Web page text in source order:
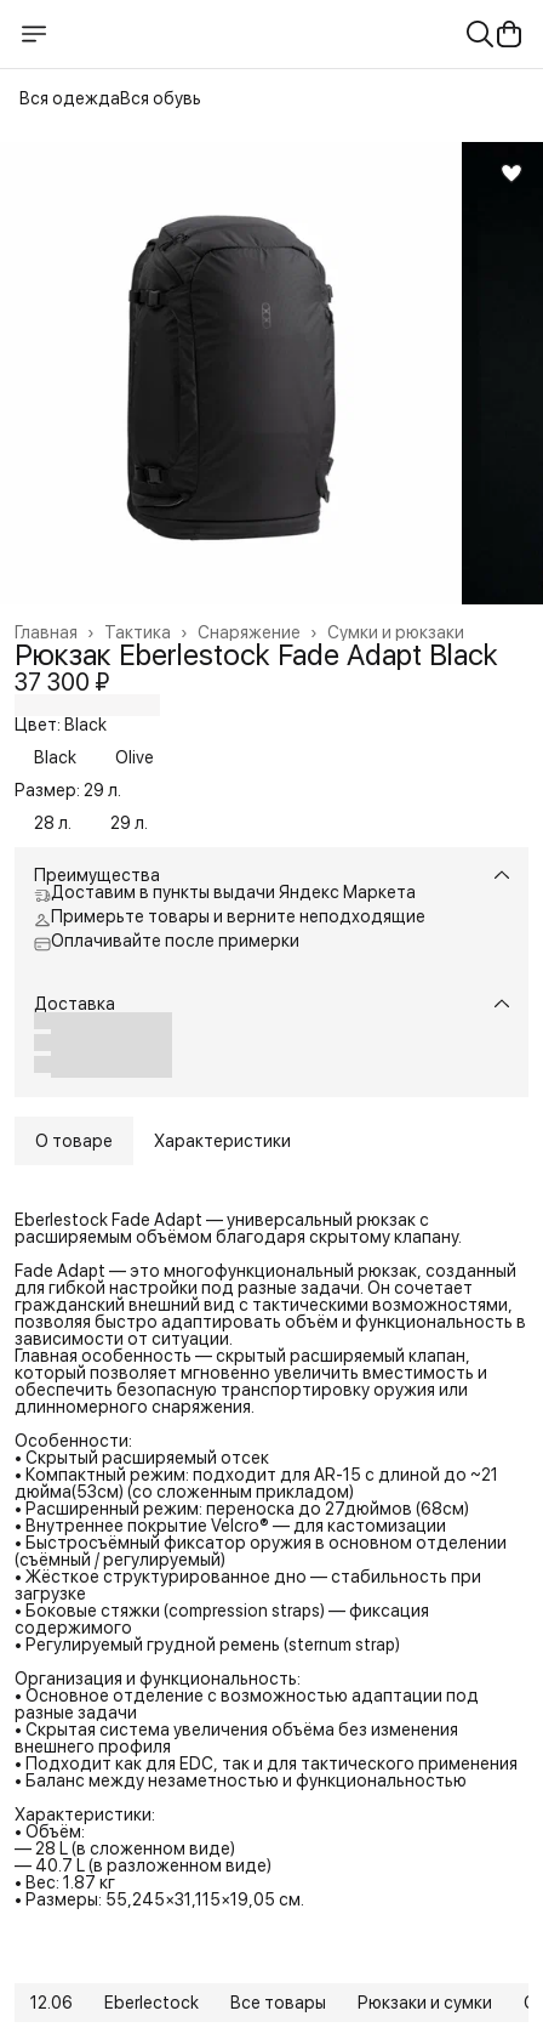
Вся одеждаВся обувь
Сумки и рюкзаки
Снаряжение ›
Тактика ›
Главная ›
Рюкзак Eberlestock Fade Adapt Black
37 300 ₽
Цвет: Black
Black
Olive
Размер: 29 л.
28 л.
29 л.
Преимущества
Доставим в пункты выдачи Яндекс Маркета
Примерьте товары и верните неподходящие
Оплачивайте после примерки
Доставка
О товаре Характеристики
Eberlestock Fade Adapt — универсальный рюкзак с
расширяемым объёмом благодаря скрытому клапану.
Fade Adapt — это многофункциональный рюкзак, созданный
для гибкой настройки под разные задачи. Он сочетает
гражданский внешний вид с тактическими возможностями,
позволяя быстро адаптировать объём и функциональность в
зависимости от ситуации.
Главная особенность — скрытый расширяемый клапан,
который позволяет мгновенно увеличить вместимость и
обеспечить безопасную транспортировку оружия или
длинномерного снаряжения.
Особенности:
• Скрытый расширяемый отсек
• Компактный режим: подходит для AR-15 с длиной до ~21
дюйма(53см) (со сложенным прикладом)
• Расширенный режим: переноска до 27дюймов (68см)
• Внутреннее покрытие Velcro® — для кастомизации
• Быстросъёмный фиксатор оружия в основном отделении
(съёмный / регулируемый)
• Жёсткое структурированное дно — стабильность при
загрузке
• Боковые стяжки (compression straps) — фиксация
содержимого
• Регулируемый грудной ремень (sternum strap)
Организация и функциональность:
• Основное отделение с возможностью адаптации под
разные задачи
• Скрытая система увеличения объёма без изменения
внешнего профиля
• Подходит как для EDC, так и для тактического применения
• Баланс между незаметностью и функциональностью
Характеристики:
• Объём:
— 28 L (в сложенном виде)
— 40.7 L (в разложенном виде)
• Вес: 1.87 кг
• Размеры: 55,245×31,115×19,05 см.
12.06 Eberlectock Все товары Рюкзаки и сумки